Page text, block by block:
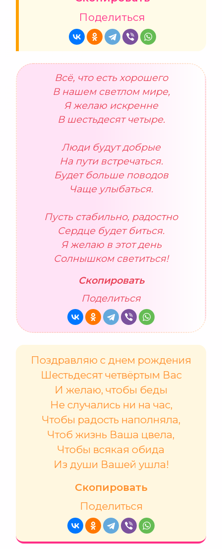
Поделиться
Всё, что есть хорошего
В нашем светлом мире,
Я желаю искренне
В шестьдесят четыре.
Люди будут добрые
На пути встречаться.
Будет больше поводов
Чаще улыбаться.
Пусть стабильно, радостно
Сердце будет биться.
Я желаю в этот день
Солнышком светиться!
Скопировать
Поделиться
Поздравляю с днем рождения
Шестьдесят четвёртым Вас
И желаю, чтобы беды
Не случались ни на час,
Чтобы радость наполняла,
Чтоб жизнь Ваша цвела,
Чтобы всякая обида
Из души Вашей ушла!
Скопировать
Поделиться